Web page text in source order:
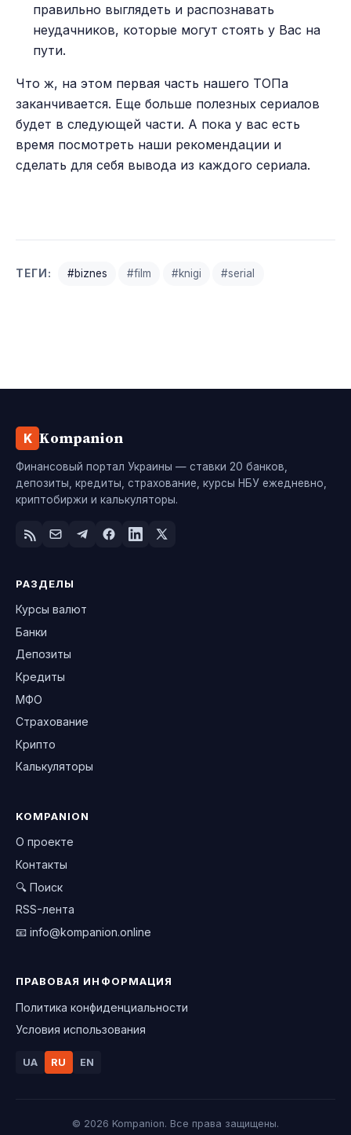
правильно выглядеть и распознавать
неудачников, которые могут стоять у Вас на
пути.
Что ж, на этом первая часть нашего ТОПа
заканчивается. Еще больше полезных сериалов
будет в следующей части. А пока у вас есть
время посмотреть наши рекомендации и
сделать для себя вывода из каждого сериала.
ТЕГИ: #biznes #film #knigi #serial
K Kompanion
Финансовый портал Украины — ставки 20 банков,
депозиты, кредиты, страхование, курсы НБУ ежедневно,
криптобиржи и калькуляторы.
РАЗДЕЛЫ
Курсы валют
Банки
Депозиты
Кредиты
МФО
Страхование
Крипто
Калькуляторы
KOMPANION
О проекте
Контакты
🔍 Поиск
RSS-лента
📧 info@kompanion.online
ПРАВОВАЯ ИНФОРМАЦИЯ
Политика конфиденциальности
Условия использования
UA RU EN
© 2026 Kompanion. Все права защищены.